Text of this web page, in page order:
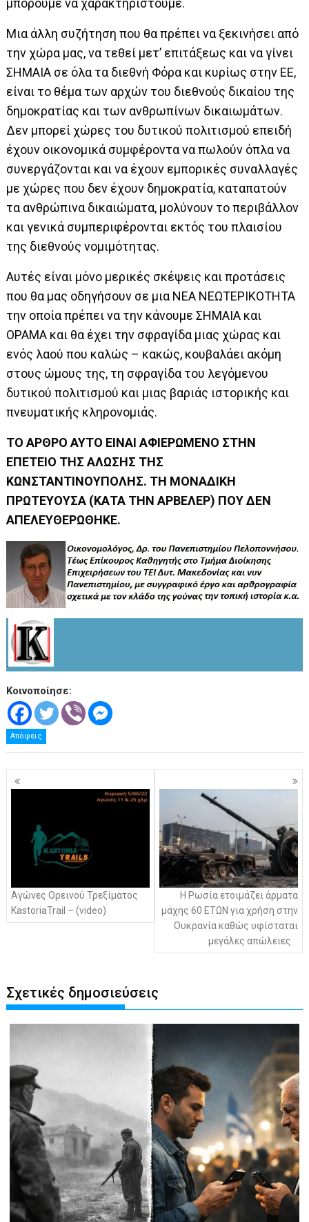
Μια άλλη συζήτηση που θα πρέπει να ξεκινήσει από
την χώρα μας, να τεθεί μετ’ επιτάξεως και να γίνει
ΣΗΜΑΙΑ σε όλα τα διεθνή Φόρα και κυρίως στην ΕΕ,
είναι το θέμα των αρχών του διεθνούς δικαίου της
δημοκρατίας και των ανθρωπίνων δικαιωμάτων.
Δεν μπορεί χώρες του δυτικού πολιτισμού επειδή
έχουν οικονομικά συμφέροντα να πωλούν όπλα να
συνεργάζονται και να έχουν εμπορικές συναλλαγές
με χώρες που δεν έχουν δημοκρατία, καταπατούν
τα ανθρώπινα δικαιώματα, μολύνουν το περιβάλλον
και γενικά συμπεριφέρονται εκτός του πλαισίου
της διεθνούς νομιμότητας.
Αυτές είναι μόνο μερικές σκέψεις και προτάσεις
που θα μας οδηγήσουν σε μια ΝΕΑ ΝΕΩΤΕΡΙΚΟΤΗΤΑ
την οποία πρέπει να την κάνουμε ΣΗΜΑΙΑ και
ΟΡΑΜΑ και θα έχει την σφραγίδα μιας χώρας και
ενός λαού που καλώς – κακώς, κουβαλάει ακόμη
στους ώμους της, τη σφραγίδα του λεγόμενου
δυτικού πολιτισμού και μιας βαριάς ιστορικής και
πνευματικής κληρονομιάς.
ΤΟ ΑΡΘΡΟ ΑΥΤΟ ΕΙΝΑΙ ΑΦΙΕΡΩΜΕΝΟ ΣΤΗΝ
ΕΠΕΤΕΙΟ ΤΗΣ ΑΛΩΣΗΣ ΤΗΣ
ΚΩΝΣΤΑΝΤΙΝΟΥΠΟΛΗΣ. ΤΗ ΜΟΝΑΔΙΚΗ
ΠΡΩΤΕΥΟΥΣΑ (ΚΑΤΑ ΤΗΝ ΑΡΒΕΛΕΡ) ΠΟΥ ΔΕΝ
ΑΠΕΛΕΥΘΕΡΩΘΗΚΕ.
.
Κοινοποίησε:
Απόψεις
Πλοήγηση
άρθρων
Αγώνες Ορεινού Τρεξίματος
KastoriaTrail – (video)
Η Ρωσία ετοιμάζει άρματα
μάχης 60 ΕΤΩΝ για χρήση στην
Ουκρανία καθώς υφίσταται
μεγάλες απώλειες
Σχετικές δημοσιεύσεις